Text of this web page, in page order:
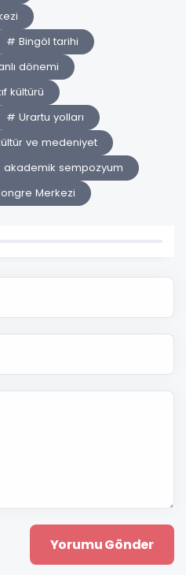
# Bingöl tarihi
dönemi
kültürü
# Urartu yolları
ve medeniyet
sempozyum
Merkezi